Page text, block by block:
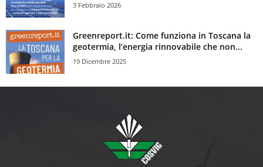
3 Febbraio 2026
Greenreport.it: Come funziona in Toscana la
geotermia, l’energia rinnovabile che non...
19 Dicembre 2025